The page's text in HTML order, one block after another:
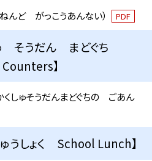
んど がっこうあんない） PDF
そうだん まどぐち
】
しゅそうだんまどぐちの ごあん
うしょく School Lunch】